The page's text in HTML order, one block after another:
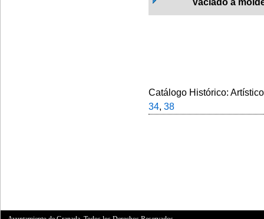
Catálogo Histórico:
34, 38